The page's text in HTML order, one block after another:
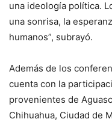
una ideología política.
una sonrisa, la
humanos”, subrayó.
Además de los
cuenta con la
provenientes de
Chihuahua, Ciudad de